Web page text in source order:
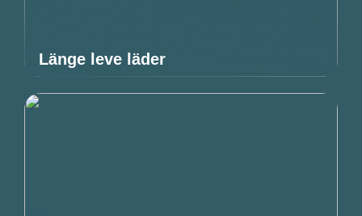
Länge leve läder